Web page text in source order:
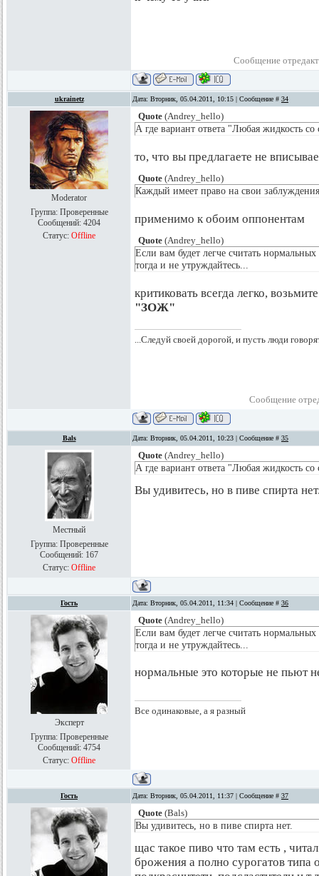
Сообщение
ukrainetz Дата: Вторник, 05.04.2011, 10:15 | Сообщение # 34
Moderator
Группа: Проверенные
Сообщений: 4204
Статус: Offline
Quote (Andrey_hello)
А где вариант ответа "Любая жидкость
то, что вы предлагаете не
Quote (Andrey_hello)
Каждый имеет право на свои
применимо к обоим оппонентам
Quote (Andrey_hello)
Если вам будет легче считать
тогда и не утруждайтесь...
критиковать всегда легко,
"ЗОЖ"
...Следуй своей дорогой, и пусть люди
Сообщение
Bals Дата: Вторник, 05.04.2011, 10:23 | Сообщение # 35
Местный
Группа: Проверенные
Сообщений: 167
Статус: Offline
Quote (Andrey_hello)
А где вариант ответа "Любая жидкость
Вы удивитесь, но в пиве спирта
Гость Дата: Вторник, 05.04.2011, 11:34 | Сообщение # 36
Эксперт
Группа: Проверенные
Сообщений: 4754
Статус: Offline
Quote (Andrey_hello)
Если вам будет легче считать
тогда и не утруждайтесь...
нормальные это которые не пьют
Все одинаковые, а я разный
Гость Дата: Вторник, 05.04.2011, 11:37 | Сообщение # 37
Quote (Bals)
Вы удивитесь, но в пиве спирта нет.
щас такое пиво что там есть ,
брожения а полно сурогатов типа